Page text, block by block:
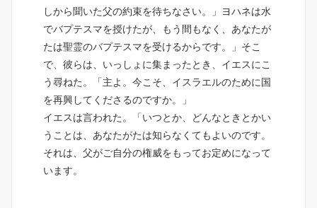
しから聞いた父の約束を待ちなさい。」ヨハネは水
でバプテスマを授けたが、もう間もなく、あなたが
たは聖霊のバプテスマを受けるからです。」そこ
で、彼らは、いっしょに集まったとき、イエスにこ
う尋ねた。「主よ。今こそ、イスラエルのために国
を再興してくださるのですか。」
イエスは言われた。「いつとか、どんなときとかい
うことは、あなたがたは知らなくてもよいのです。
それは、父がご自分の権威をもってお定めになって
います。